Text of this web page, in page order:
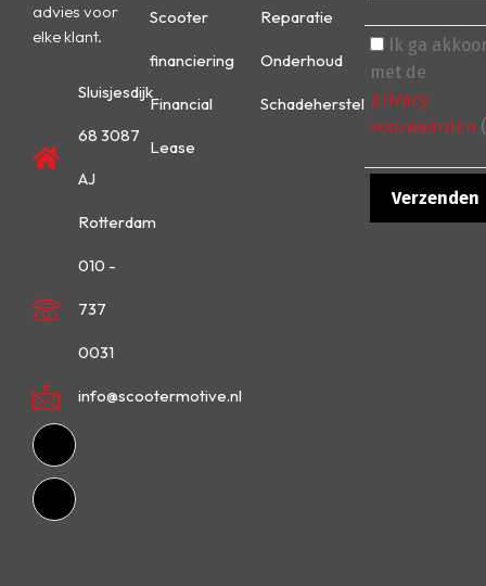
advies voor
elke klant.
Sluisjesdijk
68 3087
AJ
Rotterdam
010 -
737
0031
info@scootermotive.nl
Scooter
financiering
Financial
Lease
Reparatie
Onderhoud
Schadeherstel
Ik ga
met de
privacy
voorwaarden